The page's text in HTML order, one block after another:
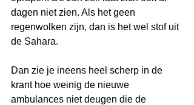
dagen niet zien. Als het geen
regenwolken zijn, dan is het wel stof uit
de Sahara.
Dan zie je ineens heel scherp in de
krant hoe weinig de nieuwe
ambulances niet deugen die de